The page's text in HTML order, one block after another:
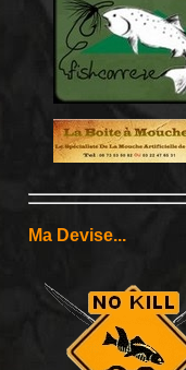
Ma Devise...